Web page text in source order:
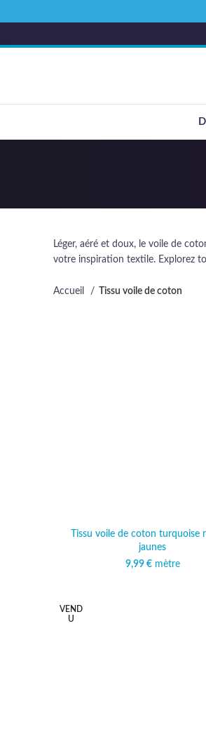
Léger, aéré et doux, le voile de
votre inspiration textile. Explorez
Accueil Tissu voile de coton
Tissu voile de coton turquoise
jaunes
9,99 €mètre
VEND
U